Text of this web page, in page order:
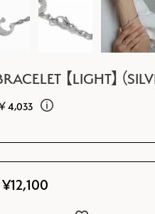
【LIGHT】（
4,033
¥12,100